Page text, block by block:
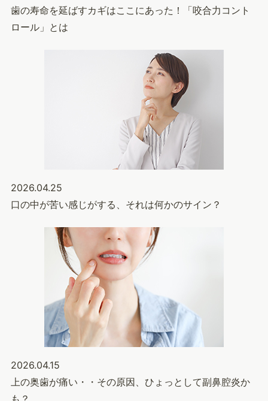
歯の寿命を延ばすカギはここにあった！「咬合力コント
ロール」とは
2026.04.25
口の中が苦い感じがする、それは何かのサイン？
2026.04.15
上の奥歯が痛い・・その原因、ひょっとして副鼻腔炎か
も？